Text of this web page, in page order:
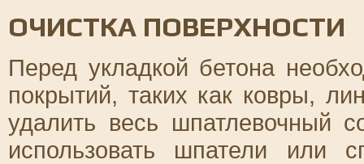
ОЧИСТКА ПОВЕРХНОСТИ
Перед укладкой бетона
покрытий, таких как ковры,
удалить весь шпатлевочный
использовать шпатели или